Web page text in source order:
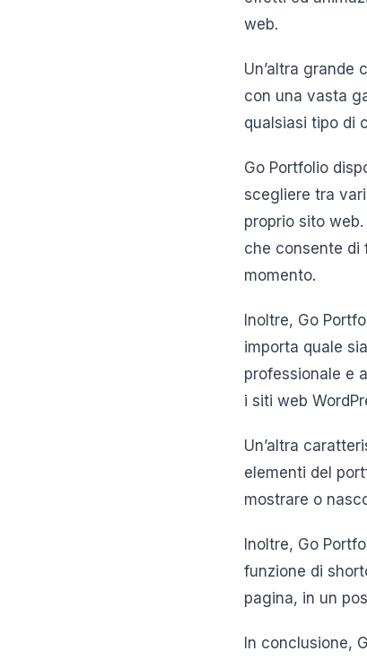
web.
Un’altra
con una vasta
qualsiasi tipo di
Go Portfolio
scegliere tra
proprio sito
che consente di
momento.
Inoltre, Go
importa quale
professionale e
i siti web
Un’altra
elementi del
mostrare o
Inoltre, Go
funzione di
pagina, in un
In conclusione,